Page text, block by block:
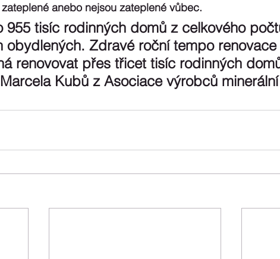
anebo nejsou zateplené vůbec.
955 tisíc rodinných domů z celkového
obydlených. Zdravé roční tempo renovace
renovovat přes třicet tisíc rodinných
Kubů z Asociace výrobců